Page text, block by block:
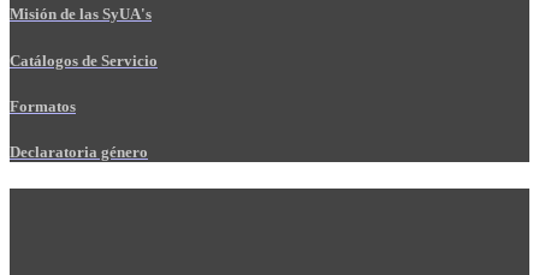
Misión de las SyUA's
Catálogos de Servicio
Formatos
Declaratoria género